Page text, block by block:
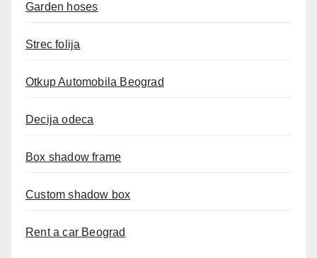
Garden hoses
Strec folija
Otkup Automobila Beograd
Decija odeca
Box shadow frame
Custom shadow box
Rent a car Beograd